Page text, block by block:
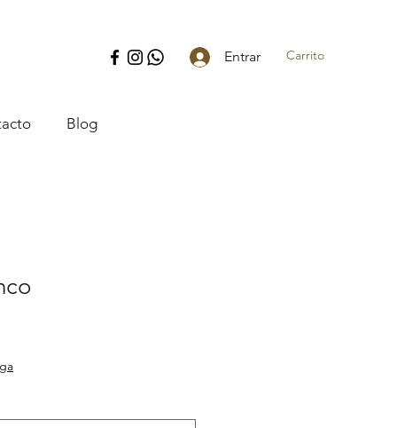
Entrar Carrito
Blog